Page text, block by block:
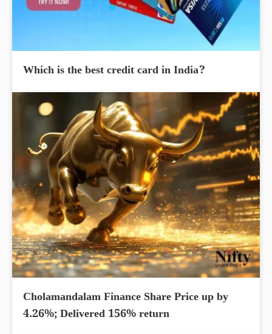
Which is the best credit card in India?
Cholamandalam Finance Share Price up by
4.26%; Delivered 156% return